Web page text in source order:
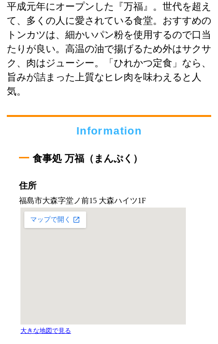
平成元年にオープンした『万福』。世代を超え
て、多くの人に愛されている食堂。おすすめの
トンカツは、細かいパン粉を使用するので口当
たりが良い。高温の油で揚げるため外はサクサ
ク、肉はジューシー。「ひれかつ定食」なら、
旨みが詰まった上質なヒレ肉を味わえると人
気。
Information
食事処 万福（まんぷく）
住所